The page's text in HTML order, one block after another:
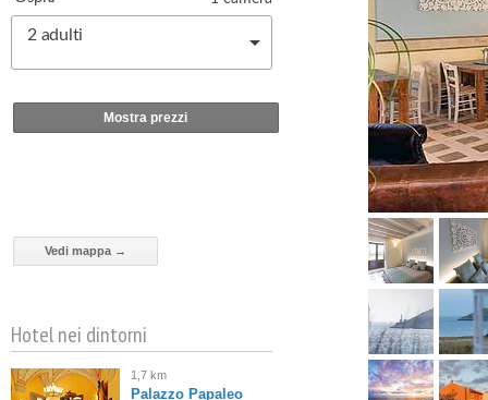
2 adulti
Mostra prezzi
Vedi mappa →
Hotel nei dintorni
1,7 km
Palazzo Papaleo